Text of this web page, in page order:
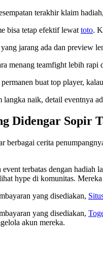
terakhir klaim
bisa tetap efektif lewat toto.
jarang ada dan preview
menang teamfight lebih rapi
buat top player,
naik, detail eventnya
Didengar Sopir
berbagai cerita
terbatas dengan
hype di komunitas.
yang disediakan,
yang disediakan,
akun mereka.